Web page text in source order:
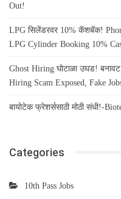
Out!
LPG सिलेंडरवर 10% कॅशबॅक!
LPG Cylinder Booking 10%
Ghost Hiring घोटाळा उघड! बनावट
Hiring Scam Exposed, Fake
बायोटेक फ्रेशर्ससाठी मोठी संधी!-
Categories
10th Pass Jobs